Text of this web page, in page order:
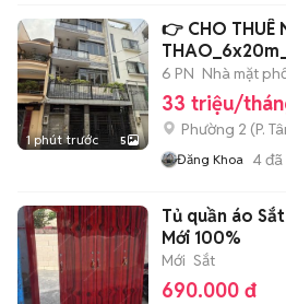
1 phút trước 5
👉 CHO THUÊ
ĐẸP.
6 PN Nhà mặt
33 triệu/
Phường 2 (P.
Đăng Khoa 4đã
Tủ quần áo
Mới 100%
Mới Sắt
690.000 đ